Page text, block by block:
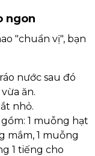
ngon
"chuẩn vị", bạn
nước sau đó
ăn.
nhỏ.
gồm: 1 muỗng hạt
mắm, 1 muỗng
1 tiếng cho